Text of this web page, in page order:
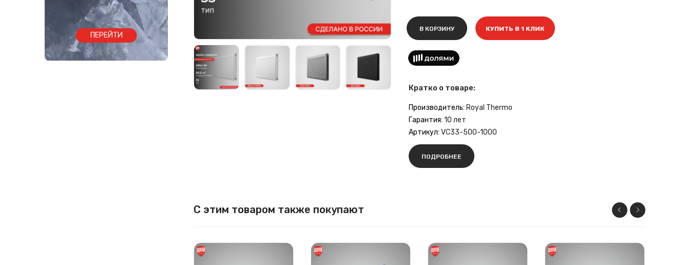
В КОРЗИНУ КУПИТЬ В 1 КЛИК
Кратко о товаре:
Производитель: Royal Thermo
Гарантия: 10 лет
Артикул: VC33-500-1000
ПОДРОБНЕЕ
С этим товаром также покупают
ПЕРЕЙТИ